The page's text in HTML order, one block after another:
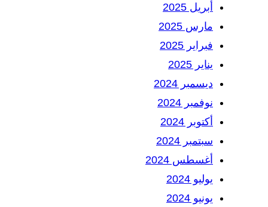
أبريل 2025
مارس 2025
فبراير 2025
يناير 2025
ديسمبر 2024
نوفمبر 2024
أكتوبر 2024
سبتمبر 2024
أغسطس 2024
يوليو 2024
يونيو 2024